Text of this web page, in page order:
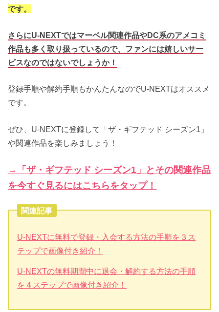
です。
さらにU-NEXTではマーベル関連作品やDC系のアメコミ
作品も多く取り扱っているので、ファンには嬉しいサー
ビスなのではないでしょうか！
登録手順や解約手順もかんたんなのでU-NEXTはオススメ
です。
ぜひ、U-NEXTに登録して「ザ・ギフテッド シーズン1」
や関連作品を楽しみましょう！
→「ザ・ギフテッド シーズン1」とその関連作品
を今すぐ見るにはこちらをタップ！
関連記事
U-NEXTに無料で登録・入会する方法の手順を３ス
テップで画像付き紹介！
U-NEXTの無料期間中に退会・解約する方法の手順
を４ステップで画像付き紹介！